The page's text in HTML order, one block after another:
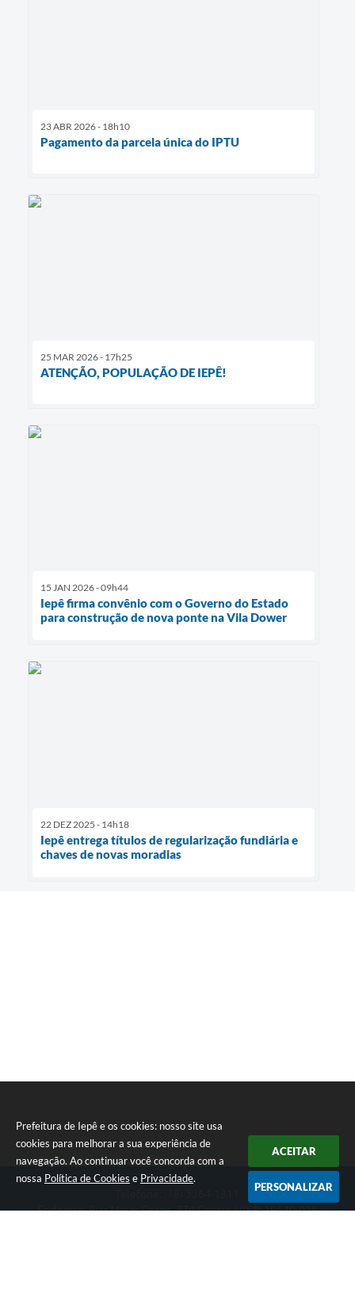
Prefeitura de Iepê e os cookies: nosso site usa
cookies para melhorar a sua experiência de
navegação. Ao continuar você concorda com a
nossa Política de Cookies e Privacidade.
ACEITAR
PERSONALIZAR
23 ABR 2026 - 18h10
Pagamento da parcela única do IPTU
25 MAR 2026 - 17h25
ATENÇÃO, POPULAÇÃO DE IEPÊ!
15 JAN 2026 - 09h44
Iepê firma convênio com o Governo do Estado
para construção de nova ponte na Vila Dower
22 DEZ 2025 - 14h18
Iepê entrega títulos de regularização fundiária e
chaves de novas moradias
Endereço: Rua Minas Gerais, 274 Centro | CEP: 19640-015